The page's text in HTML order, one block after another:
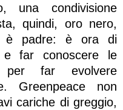
una condivisione
quindi, oro nero,
è padre: è ora di
e far conoscere le
per far evolvere
Greenpeace non
cariche di greggio,